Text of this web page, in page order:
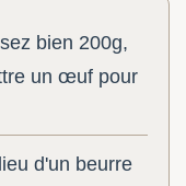
bien 200g,
un œuf pour
d'un beurre